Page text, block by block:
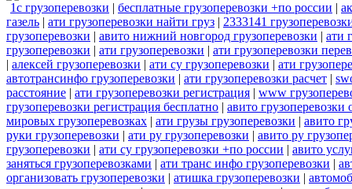
1с грузоперевозки | бесплатные грузоперевозки +по россии |
газель | ати грузоперевозки найти груз | 2333141
грузоперевозки | авито нижний новгород грузоперевозки | ати
грузоперевозки | ати грузоперевозки | ати грузоперевозки
| алексей грузоперевозки | ати су грузоперевозки | ати
автотрансинфо грузоперевозки | ати грузоперевозки расчет |
расстояние | ати грузоперевозки регистрация | www
грузоперевозки регистрация бесплатно | авито грузоперевозки
мировых грузоперевозках | ати грузы грузоперевозки | авито
руки грузоперевозки | ати ру грузоперевозки | авито ру
грузоперевозки | ати су грузоперевозки +по россии | авито
заняться грузоперевозками | ати транс инфо грузоперевозки |
организовать грузоперевозки | атишка грузоперевозки |